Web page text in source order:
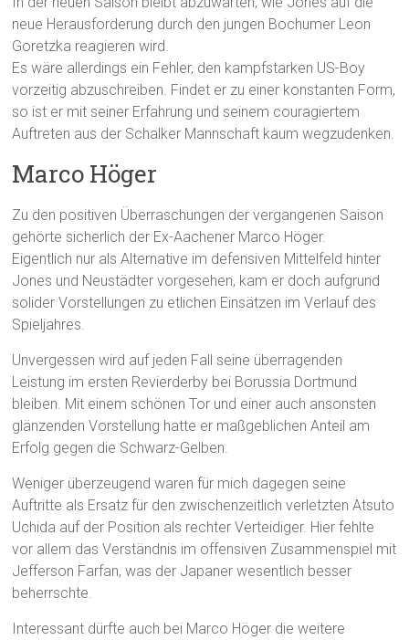
neue Herausforderung durch den jungen Bochumer Leon
Goretzka reagieren wird.
Es wäre allerdings ein Fehler, den kampfstarken US-Boy
vorzeitig abzuschreiben. Findet er zu einer konstanten Form,
so ist er mit seiner Erfahrung und seinem couragiertem
Auftreten aus der Schalker Mannschaft kaum wegzudenken.
Marco Höger
Zu den positiven Überraschungen der vergangenen Saison
gehörte sicherlich der Ex-Aachener Marco Höger.
Eigentlich nur als Alternative im defensiven Mittelfeld hinter
Jones und Neustädter vorgesehen, kam er doch aufgrund
solider Vorstellungen zu etlichen Einsätzen im Verlauf des
Spieljahres.
Unvergessen wird auf jeden Fall seine überragenden
Leistung im ersten Revierderby bei Borussia Dortmund
bleiben. Mit einem schönen Tor und einer auch ansonsten
glänzenden Vorstellung hatte er maßgeblichen Anteil am
Erfolg gegen die Schwarz-Gelben.
Weniger überzeugend waren für mich dagegen seine
Auftritte als Ersatz für den zwischenzeitlich verletzten Atsuto
Uchida auf der Position als rechter Verteidiger. Hier fehlte
vor allem das Verständnis im offensiven Zusammenspiel mit
Jefferson Farfan, was der Japaner wesentlich besser
beherrschte.
Interessant dürfte auch bei Marco Höger die weitere